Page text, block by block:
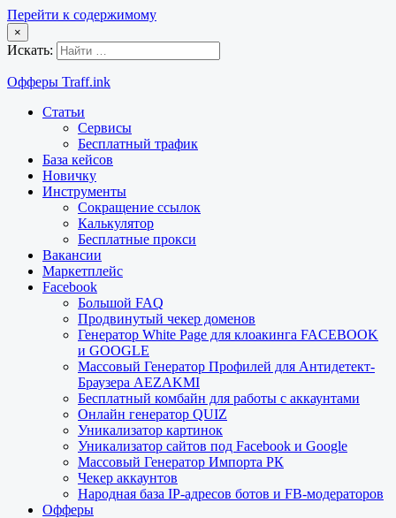
Перейти к содержимому
×
Искать:
Офферы Traff.ink
Статьи
Сервисы
Бесплатный трафик
База кейсов
Новичку
Инструменты
Сокращение ссылок
Калькулятор
Бесплатные прокси
Вакансии
Маркетплейс
Facebook
Большой FAQ
Продвинутый чекер доменов
Генератор White Page для клоакинга FACEBOOK
и GOOGLE
Массовый Генератор Профилей для Антидетект-
Браузера AEZAKMI
Бесплатный комбайн для работы с аккаунтами
Онлайн генератор QUIZ
Уникализатор картинок
Уникализатор сайтов под Facebook и Google
Массовый Генератор Импорта РК
Чекер аккаунтов
Народная база IP-адресов ботов и FB-модераторов
Офферы